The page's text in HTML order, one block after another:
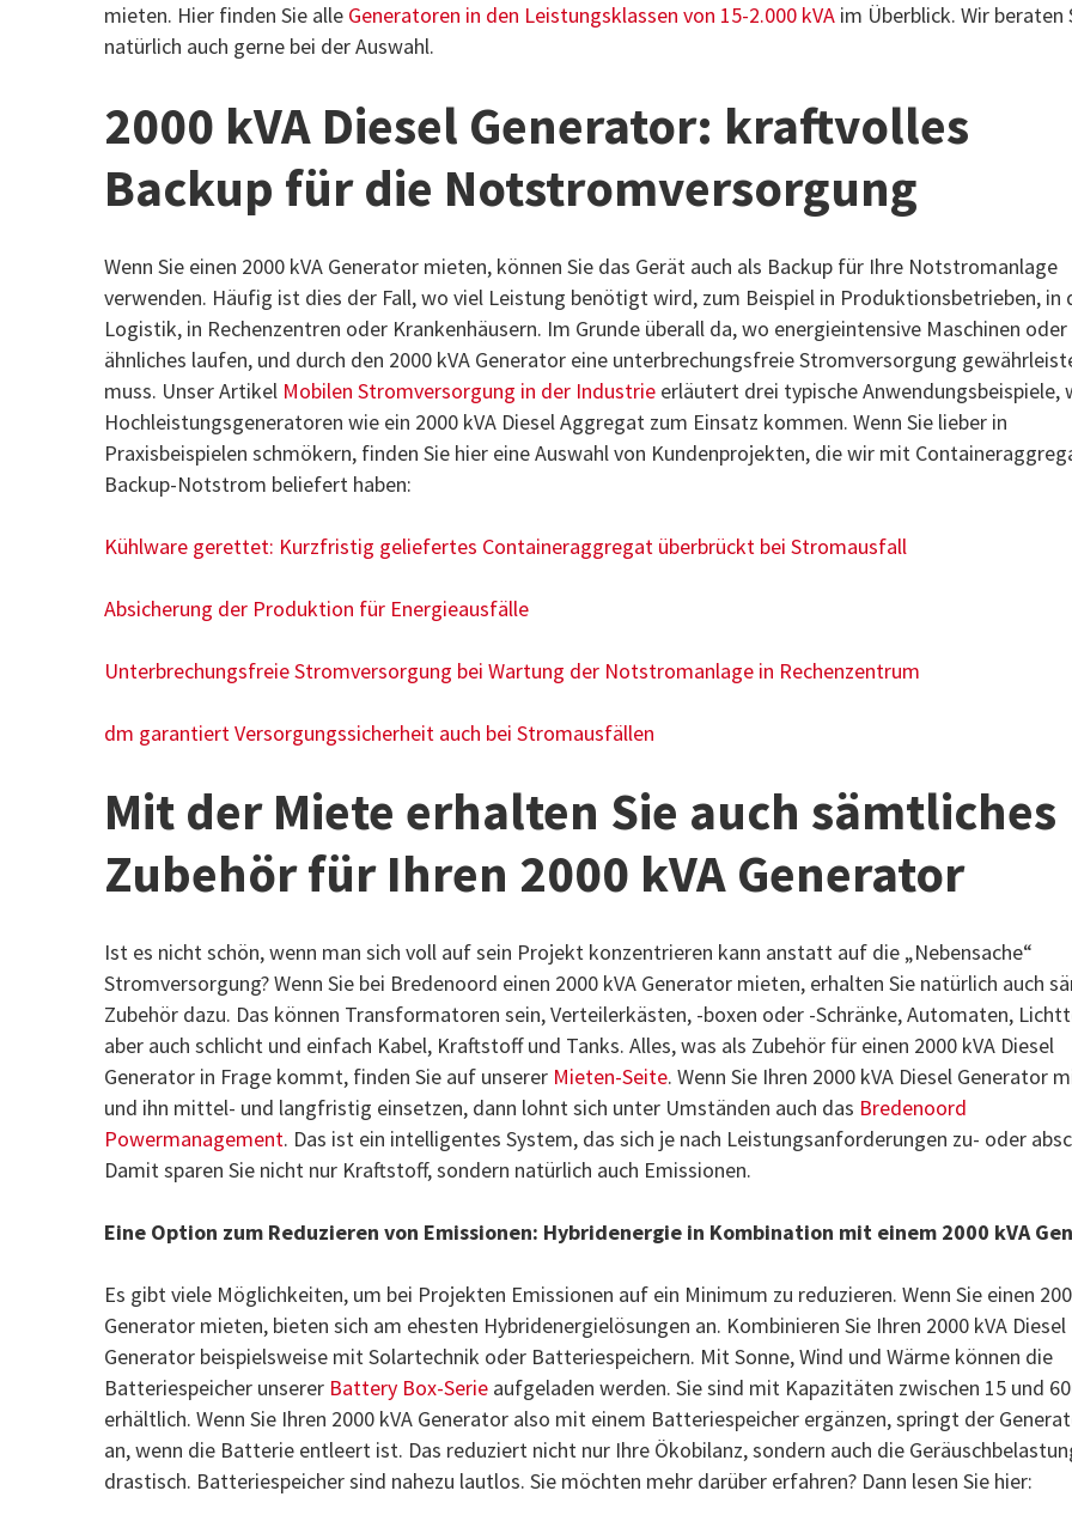
mieten. Hier finden Sie alle Generatoren in den Leistungsklassen von 15-2.000 kVA im Überblick. Wir beraten
natürlich auch gerne bei der Auswahl.
2000 kVA Diesel Generator: kraftvolles
Backup für die Notstromversorgung
Wenn Sie einen 2000 kVA Generator mieten, können Sie das Gerät auch als Backup für Ihre Notstromanlage
verwenden. Häufig ist dies der Fall, wo viel Leistung benötigt wird, zum Beispiel in Produktionsbetrieben, in
Logistik, in Rechenzentren oder Krankenhäusern. Im Grunde überall da, wo energieintensive Maschinen oder
ähnliches laufen, und durch den 2000 kVA Generator eine unterbrechungsfreie Stromversorgung
muss. Unser Artikel Mobilen Stromversorgung in der Industrie erläutert drei typische Anwendungsbeispiele,
Hochleistungsgeneratoren wie ein 2000 kVA Diesel Aggregat zum Einsatz kommen. Wenn Sie lieber in
Praxisbeispielen schmökern, finden Sie hier eine Auswahl von Kundenprojekten, die wir mit
Backup-Notstrom beliefert haben:
Kühlware gerettet: Kurzfristig geliefertes Containeraggregat überbrückt bei Stromausfall
Absicherung der Produktion für Energieausfälle
Unterbrechungsfreie Stromversorgung bei Wartung der Notstromanlage in Rechenzentrum
dm garantiert Versorgungssicherheit auch bei Stromausfällen
Mit der Miete erhalten Sie auch sämtliches
Zubehör für Ihren 2000 kVA Generator
Ist es nicht schön, wenn man sich voll auf sein Projekt konzentrieren kann anstatt auf die „Nebensache“
Stromversorgung? Wenn Sie bei Bredenoord einen 2000 kVA Generator mieten, erhalten Sie natürlich auch
Zubehör dazu. Das können Transformatoren sein, Verteilerkästen, -boxen oder -Schränke, Automaten,
aber auch schlicht und einfach Kabel, Kraftstoff und Tanks. Alles, was als Zubehör für einen 2000 kVA Diesel
Generator in Frage kommt, finden Sie auf unserer Mieten-Seite. Wenn Sie Ihren 2000 kVA Diesel Generator
und ihn mittel- und langfristig einsetzen, dann lohnt sich unter Umständen auch das Bredenoord
Powermanagement. Das ist ein intelligentes System, das sich je nach Leistungsanforderungen zu- oder
Damit sparen Sie nicht nur Kraftstoff, sondern natürlich auch Emissionen.
Eine Option zum Reduzieren von Emissionen: Hybridenergie in Kombination mit einem 2000 kVA
Es gibt viele Möglichkeiten, um bei Projekten Emissionen auf ein Minimum zu reduzieren. Wenn Sie einen
Generator mieten, bieten sich am ehesten Hybridenergielösungen an. Kombinieren Sie Ihren 2000 kVA Diesel
Generator beispielsweise mit Solartechnik oder Batteriespeichern. Mit Sonne, Wind und Wärme können die
Batteriespeicher unserer Battery Box-Serie aufgeladen werden. Sie sind mit Kapazitäten zwischen 15 und
erhältlich. Wenn Sie Ihren 2000 kVA Generator also mit einem Batteriespeicher ergänzen, springt der
an, wenn die Batterie entleert ist. Das reduziert nicht nur Ihre Ökobilanz, sondern auch die
drastisch. Batteriespeicher sind nahezu lautlos. Sie möchten mehr darüber erfahren? Dann lesen Sie hier: